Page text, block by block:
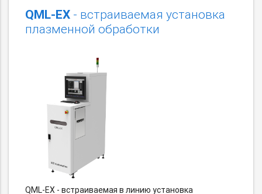
QML-EX - встраиваемая установка
плазменной обработки
QML-EX - встраиваемая в линию установка